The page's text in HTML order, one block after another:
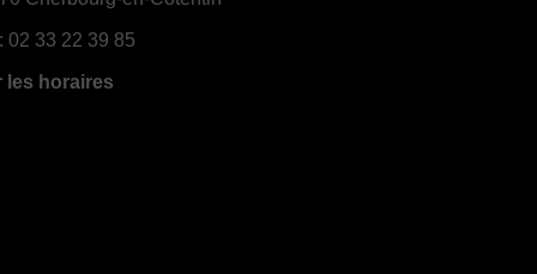
02 33 22 39 85
les horaires